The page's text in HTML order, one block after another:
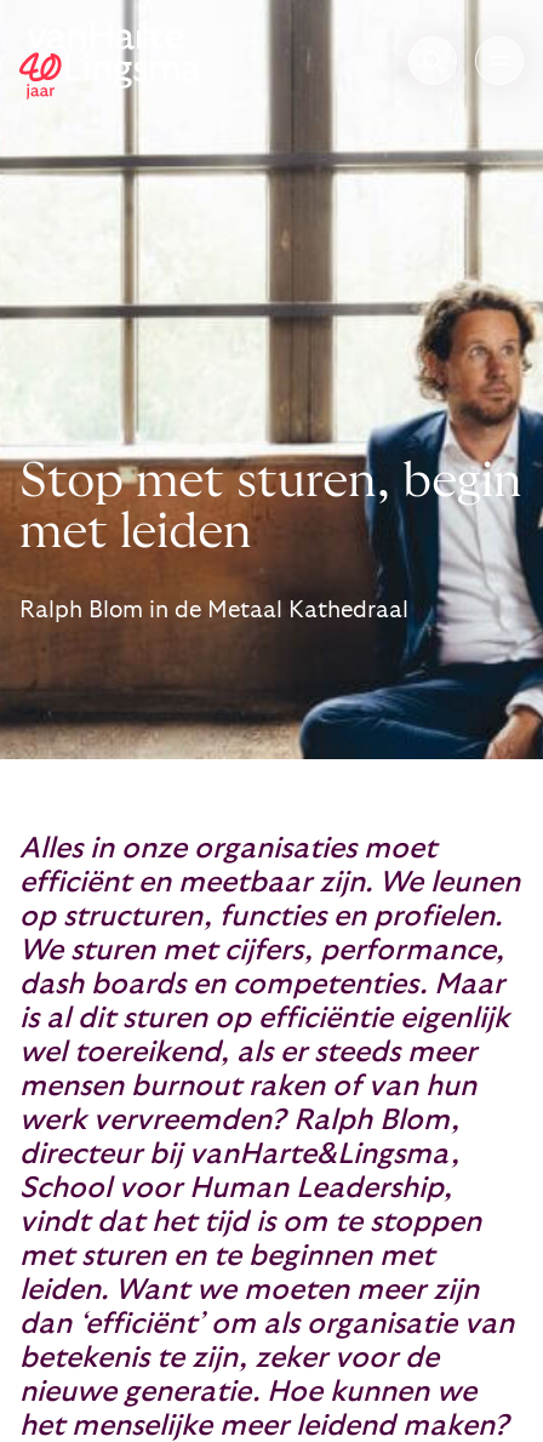
Stop met sturen, begin
met leiden
Ralph Blom in de Metaal Kathedraal
Alles in onze organisaties moet
efficiënt en meetbaar zijn. We leunen
op structuren, functies en profielen.
We sturen met cijfers, performance,
dash­ boards en competenties. Maar
is al dit sturen op efficiëntie eigenlijk
wel toereikend, als er steeds meer
mensen burn­out raken of van hun
werk vervreemden? Ralph Blom,
directeur bij vanHarte&Lingsma,
School voor Human Leadership,
vindt dat het tijd is om te stoppen
met sturen en te beginnen met
leiden. Want we moeten meer zijn
dan ‘efficiënt’ om als organisatie van
betekenis te zijn, zeker voor de
nieuwe generatie. Hoe kunnen we
het menselijke meer leidend maken?